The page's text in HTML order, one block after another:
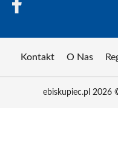
Kontakt O Nas
ebiskupiec.pl 2026